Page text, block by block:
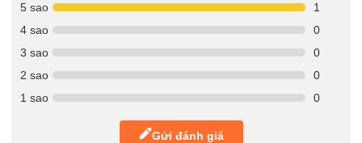
5 sao
1
4 sao
0
3 sao
0
2 sao
0
1 sao
0
Gửi đánh giá